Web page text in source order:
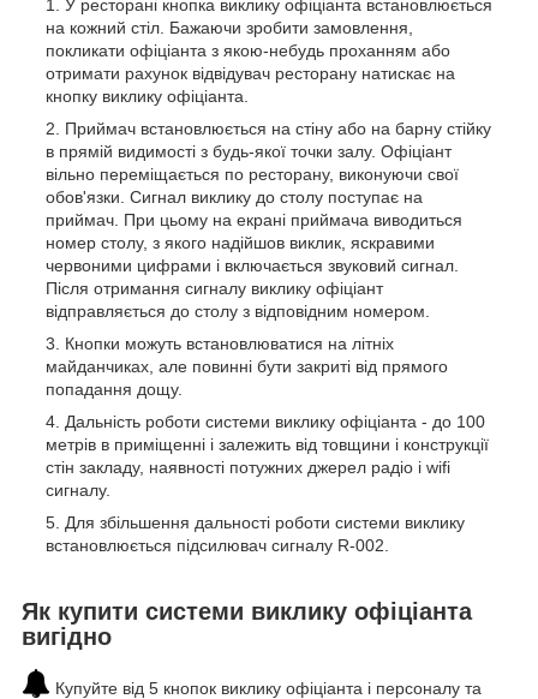
У ресторані кнопка виклику офіціанта встановлюється
на кожний стіл. Бажаючи зробити замовлення,
покликати офіціанта з якою-небудь проханням або
отримати рахунок відвідувач ресторану натискає на
кнопку виклику офіціанта.
Приймач встановлюється на стіну або на барну стійку
в прямій видимості з будь-якої точки залу. Офіціант
вільно переміщається по ресторану, виконуючи свої
обов'язки. Сигнал виклику до столу поступає на
приймач. При цьому на екрані приймача виводиться
номер столу, з якого надійшов виклик, яскравими
червоними цифрами і включається звуковий сигнал.
Після отримання сигналу виклику офіціант
відправляється до столу з відповідним номером.
Кнопки можуть встановлюватися на літніх
майданчиках, але повинні бути закриті від прямого
попадання дощу.
Дальність роботи системи виклику офіціанта - до 100
метрів в приміщенні і залежить від товщини і конструкції
стін закладу, наявності потужних джерел радіо і wifi
сигналу.
Для збільшення дальності роботи системи виклику
встановлюється підсилювач сигналу R-002.
Як купити системи виклику офіціанта
вигідно
Купуйте від 5 кнопок виклику офіціанта і персоналу та